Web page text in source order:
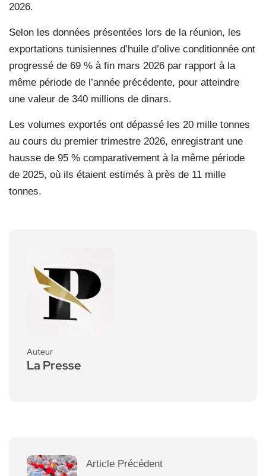
2026.
Selon les données présentées lors de la réunion, les
exportations tunisiennes d’huile d’olive conditionnée ont
progressé de 69 % à fin mars 2026 par rapport à la
même période de l’année précédente, pour atteindre
une valeur de 340 millions de dinars.
Les volumes exportés ont dépassé les 20 mille tonnes
au cours du premier trimestre 2026, enregistrant une
hausse de 95 % comparativement à la même période
de 2025, où ils étaient estimés à près de 11 mille
tonnes.
Auteur
La Presse
Article Précédent